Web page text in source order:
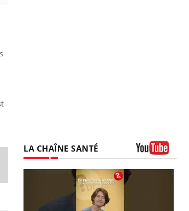
LA CHAÎNE SANTÉ